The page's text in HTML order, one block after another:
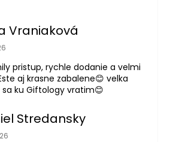
Vraniaková
obchodu je 5 z 5 hviezdičiek.
pristup, rychle dodanie a velmi
aj krasne zabalene😊 velka
ku Giftology vratim😊
Stredansky
obchodu je 5 z 5 hviezdičiek.